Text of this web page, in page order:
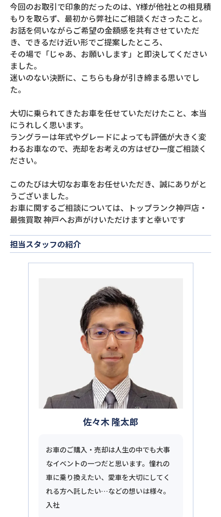
今回のお取引で印象的だったのは、Y様が他社との相見積
もりを取らず、最初から弊社にご相談くださったこと。
お話を伺いながらご希望の金額感を共有させていただ
き、できるだけ近い形でご提案したところ、
その場で「じゃあ、お願いします」と即決してください
ました。
迷いのない決断に、こちらも身が引き締まる思いでし
た。
大切に乗られてきたお車を任せていただけたこと、本当
にうれしく思います。
ラングラーは年式やグレードによっても評価が大きく変
わるお車なので、売却をお考えの方はぜひ一度ご相談く
ださい。
このたびは大切なお車をお任せいただき、誠にありがと
うございました。
お車に関するご相談については、トップランク神戸店・
最強買取 神戸へお声がけいただけますと幸いです
担当スタッフの紹介
佐々木 隆太郎
お車のご購入・売却は人生の中でも大事
なイベントの一つだと思います。憧れの
車に乗り換えたい、愛車を大切にしてく
れる方へ託したい…などの想いは様々。
入社